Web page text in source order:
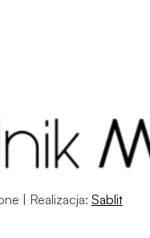
| Realizacja: Sablit